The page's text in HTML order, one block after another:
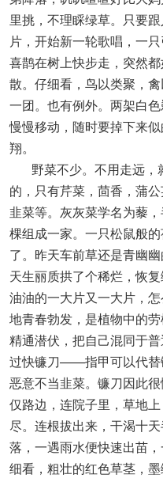
里挑，不理睬绿草。只要
片，开始新一轮歌唱，一
喜鹊在树上快步走，突然
散。仔细看，鸟以类聚，
一团。也有例外。两架白
慢慢移动，随时要掉下来
翔。
野菜不少。不用走远，
的，只有芹菜，茴香，蒲
韭菜等。灰灰菜学名为藜
棵组成一家。一只松鼠般
了。昨天车前草还是青幽
天生丽质拱了个稀烂，恢
油油的一大片又一大片，
地青春勃发，是植物中的
精通潜伏，把自己混同于
过快镰刀——指甲可以代替
恶意不当韭菜。镰刀因此
仅路边，连院子里，草地
尽。连根拔出来，干渴十
落，一遇雨水便快速出苗
细看，粗壮的红色草茎，